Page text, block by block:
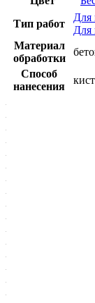
Тип работ
Для
Для
Материал
обработки
Способ
нанесения